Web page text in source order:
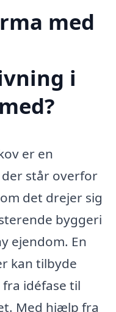
med
i
er en
der står overfor
det drejer sig
byggeri
ejendom. En
kan tilbyde
idéfase til
Med hjælp fra